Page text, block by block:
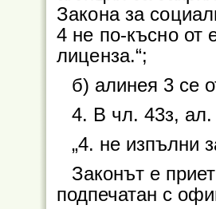
Закона за
4 не по-късно от
лиценза.“;
б) алинея 3 се
4. В чл. 43з, ал.
„4. не изпълни
Законът е
подпечатан с